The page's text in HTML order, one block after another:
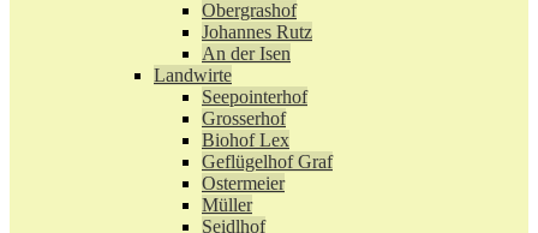
Obergrashof
Johannes Rutz
An der Isen
Landwirte
Seepointerhof
Grosserhof
Biohof Lex
Geflügelhof Graf
Ostermeier
Müller
Seidlhof